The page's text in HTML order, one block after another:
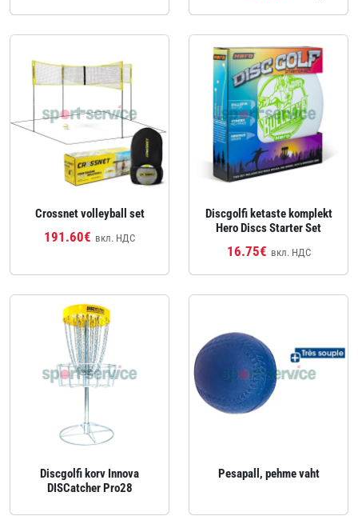
Crossnet volleyball set
191.60€ вкл. НДС
Discgolfi ketaste komplekt
Hero Discs Starter Set
16.75€ вкл. НДС
Discgolfi korv Innova
DISCatcher Pro28
Pesapall, pehme vaht